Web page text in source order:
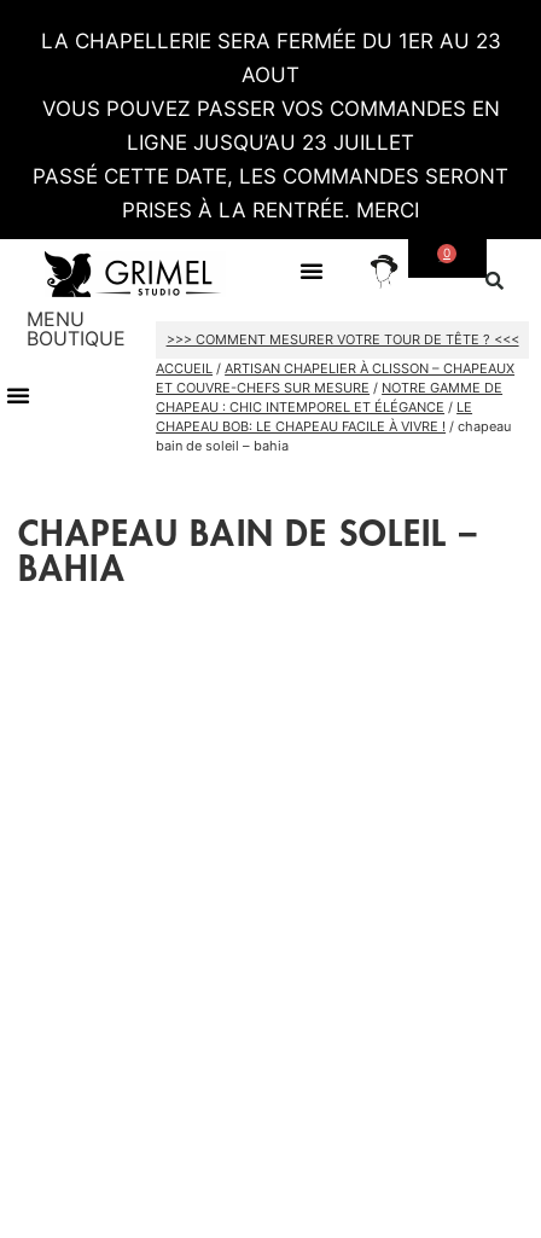
LA CHAPELLERIE SERA FERMÉE DU 1ER AU 23
AOUT
VOUS POUVEZ PASSER VOS COMMANDES EN
LIGNE JUSQU’AU 23 JUILLET
PASSÉ CETTE DATE, LES COMMANDES SERONT
PRISES À LA RENTRÉE. MERCI
0
MENU
BOUTIQUE
>>> COMMENT MESURER VOTRE TOUR DE TÊTE ? <<<
ACCUEIL /ARTISAN CHAPELIER À CLISSON – CHAPEAUX
ET COUVRE-CHEFS SUR MESURE / NOTRE GAMME DE
CHAPEAU : CHIC INTEMPOREL ET ÉLÉGANCE / LE
CHAPEAU BOB: LE CHAPEAU FACILE À VIVRE ! / chapeau
bain de soleil – bahia
CHAPEAU BAIN DE SOLEIL –
BAHIA